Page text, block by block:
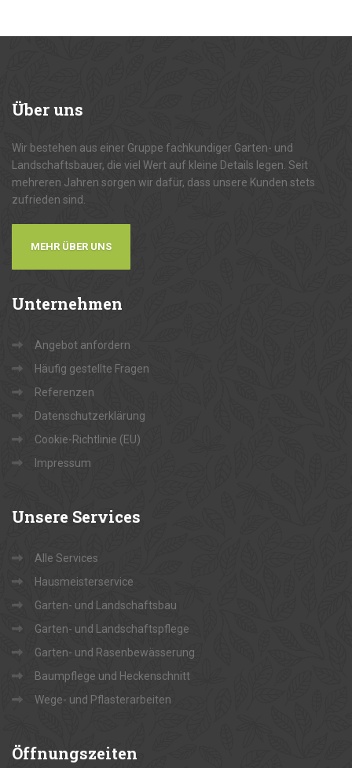
Überuns
Wir bestehen aus einer Gruppe fachkundiger Garten- und
Landschaftsbauer, die viel Wert auf kleine Details legen. Seit
mehreren Jahren sorgen wir dafür, dass unsere Kunden stets
zufrieden sind.
MEHR ÜBER UNS
Unternehmen
Angebot anfordern
Häufig gestellte Fragen
Referenzen
Datenschutzerklärung
Cookie-Richtlinie (EU)
Impressum
Unsere Services
Alle Services
Hausmeisterservice
Garten- und Landschaftsbau
Garten- und Landschaftspflege
Garten- und Rasenbewässerung
Baumpflege und Heckenschnitt
Wege- und Pflasterarbeiten
Öffnungszeiten